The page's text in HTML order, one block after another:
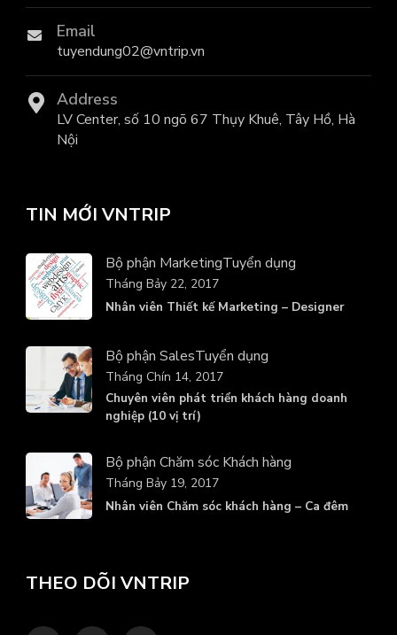
Email
tuyendung02@vntrip.vn
Address
LV Center, số 10 ngõ 67 Thụy Khuê, Tây Hồ, Hà
Nội
TIN MỚI VNTRIP
Bộ phận MarketingTuyển dụng
Nhân viên Thiết kế Marketing – Designer
Tháng Bảy 22, 2017
Bộ phận SalesTuyển dụng
Chuyên viên phát triển khách hàng doanh
nghiệp (10 vị trí)
Tháng Chín 14, 2017
Bộ phận Chăm sóc Khách hàng
Nhân viên Chăm sóc khách hàng – Ca đêm
Tháng Bảy 19, 2017
THEO DÕI VNTRIP